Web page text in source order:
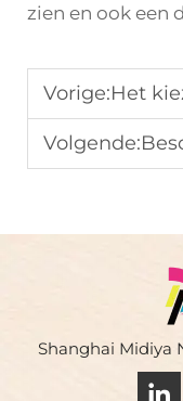
zien en ook een
Vorige:Het kiezen
Volgende:
Shanghai Midiya